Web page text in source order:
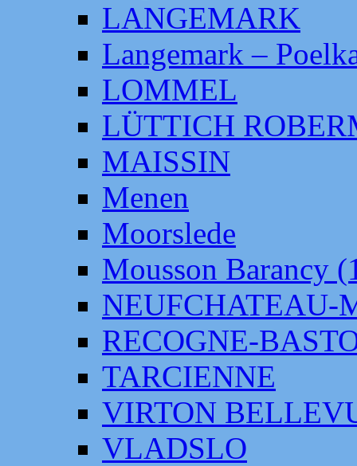
LANGEMARK
Langemark –
LOMMEL
LÜTTICH
MAISSIN
Menen
Moorslede
Mousson Barancy
NEUFCHATEAU-
RECOGNE-
TARCIENNE
VIRTON
VLADSLO